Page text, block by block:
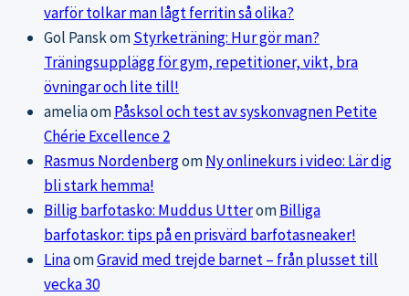
varför tolkar man lågt ferritin så olika?
Gol PanskomStyrketräning: Hur gör man?
Träningsupplägg för gym, repetitioner, vikt, bra
övningar och lite till!
ameliaomPåsksol och test av syskonvagnen Petite
Chérie Excellence 2
Rasmus NordenbergomNy onlinekurs i video: Lär dig
bli stark hemma!
Billig barfotasko: Muddus UtteromBilliga
barfotaskor: tips på en prisvärd barfotasneaker!
LinaomGravid med trejde barnet – från plusset till
vecka 30